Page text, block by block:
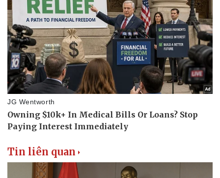
Tin liên quan